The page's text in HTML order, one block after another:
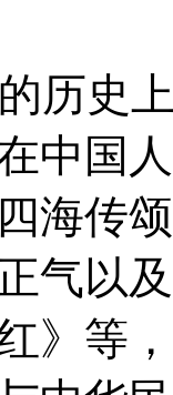
历史
中国
海传
气以
》等